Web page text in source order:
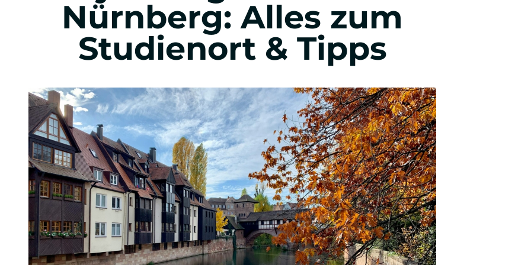
Eventmanagement Wirtschafts- & Werbepsychologie
Automobil Business Entrepreneurship & Innovation
Praxis im Studium Studienberatung & Bewerbung
Auslandsoptionen
Nürnberg: Alles zum
Studienort & Tipps